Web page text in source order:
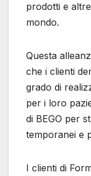
prodotti e
mondo.
Questa
che i clienti
grado di
per i loro
di BEGO per
temporanei e
I clienti di